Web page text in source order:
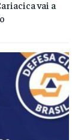
vai a